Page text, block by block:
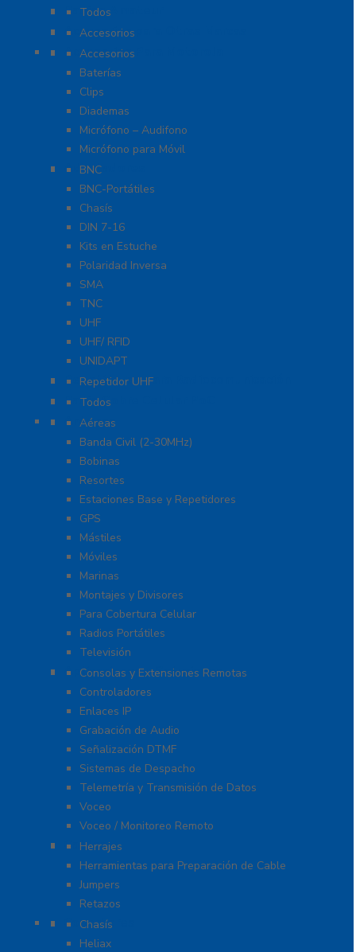
Radios Amateur
Todos
Accesorios para Otras Marcas
Accesorios
Accesorios Para Motorola
Accesorios
Baterías
Clips
Diademas
Micrófono – Audifono
Micrófono para Móvil
Adaptadores
BNC
BNC-Portátiles
Chasís
DIN 7-16
Kits en Estuche
Polaridad Inversa
SMA
TNC
UHF
UHF/ RFID
UNIDAPT
Repetidores para Radiocomunicación
Repetidor UHF
Radio Sobre Celular PoC
Todos
Antenas
Aéreas
Banda Civil (2-30MHz)
Bobinas
Resortes
Estaciones Base y Repetidores
GPS
Mástiles
Móviles
Marinas
Montajes y Divisores
Para Cobertura Celular
Radios Portátiles
Televisión
Aplicaciones y Soluciones
Consolas y Extensiones Remotas
Controladores
Enlaces IP
Grabación de Audio
Señalización DTMF
Sistemas de Despacho
Telemetría y Transmisión de Datos
Voceo
Voceo / Monitoreo Remoto
Cables
Herrajes
Herramientas para Preparación de Cable
Jumpers
Retazos
Conectores
Chasís
Heliax